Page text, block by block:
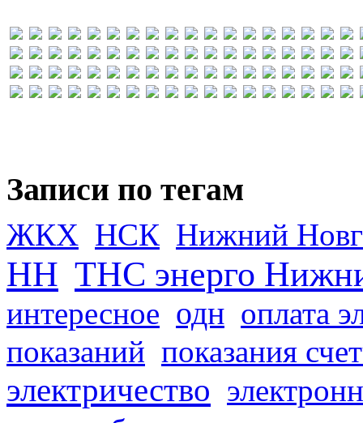
Записи по тегам
ЖКХ НСК Нижний
НН ТНС энерго
интересное одн оплата
показаний показания
электричество